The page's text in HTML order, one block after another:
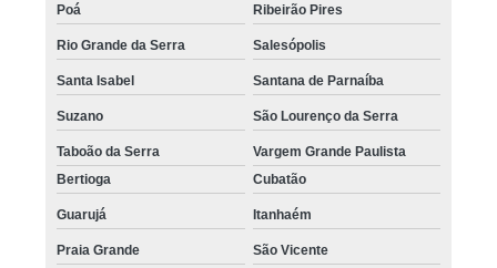
Poá Ribeirão Pires
Rio Grande da Serra Salesópolis
Santa Isabel Santana de Parnaíba
Suzano São Lourenço da Serra
Taboão da Serra
Vargem Grande Paulista
Bertioga
Cubatão
Guarujá Itanhaém
Praia Grande
São Vicente